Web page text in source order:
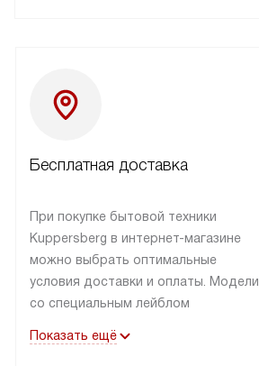
Бесплатная доставка
При покупке бытовой техники
Kuppersberg в интернет-магазине
можно выбрать оптимальные
условия доставки и оплаты. Модели
со специальным лейблом
в пределах МКАД до подъезда,
Показать ещё